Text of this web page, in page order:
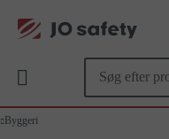
Byggeri